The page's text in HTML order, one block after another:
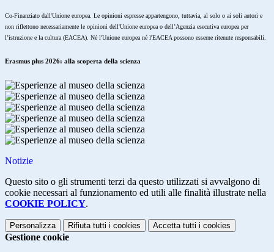
Co-Finanziato dall'Unione europea. Le opinioni espresse appartengono, tuttavia, al solo o ai soli autori e
non riflettono necessariamente le opinioni dell'Unione europea o dell’Agenzia esecutiva europea per
l’istruzione e la cultura (EACEA). Né l'Unione europea né l'EACEA possono esserne ritenute responsabili.
Erasmus plus 2026: alla scoperta della scienza
Notizie
Questo sito o gli strumenti terzi da questo utilizzati si avvalgono di
cookie necessari al funzionamento ed utili alle finalità illustrate nella
COOKIE POLICY.
Personalizza Rifiuta tutti i cookies Accetta tutti i cookies
Gestione cookie